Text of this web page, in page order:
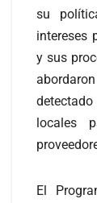
su
intereses
y sus
locales
El